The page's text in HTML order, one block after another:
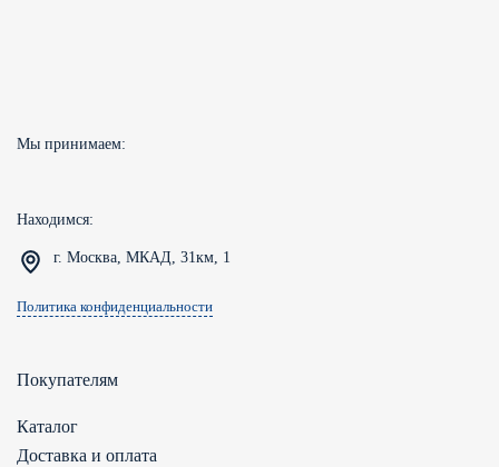
Мы принимаем:
Находимся:
г. Москва, МКАД, 31км, 1
Политика конфиденциальности
Покупателям
Каталог
Доставка и оплата